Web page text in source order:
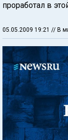
проработал в
05.05.2009 19:21 // В